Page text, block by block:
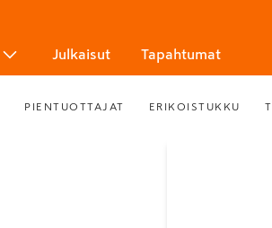
Julkaisut Tapahtumat
PIENTUOTTAJAT ERIKOISTUKKU